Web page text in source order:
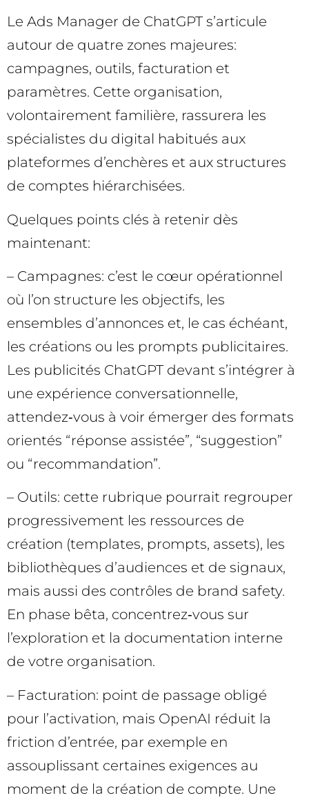
Le Ads Manager de ChatGPT s’articule
autour de quatre zones majeures:
campagnes, outils, facturation et
paramètres. Cette organisation,
volontairement familière, rassurera les
spécialistes du digital habitués aux
plateformes d’enchères et aux structures
de comptes hiérarchisées.
Quelques points clés à retenir dès
maintenant:
– Campagnes: c’est le cœur opérationnel
où l’on structure les objectifs, les
ensembles d’annonces et, le cas échéant,
les créations ou les prompts publicitaires.
Les publicités ChatGPT devant s’intégrer à
une expérience conversationnelle,
attendez‑vous à voir émerger des formats
orientés “réponse assistée”, “suggestion”
ou “recommandation”.
– Outils: cette rubrique pourrait regrouper
progressivement les ressources de
création (templates, prompts, assets), les
bibliothèques d’audiences et de signaux,
mais aussi des contrôles de brand safety.
En phase bêta, concentrez‑vous sur
l’exploration et la documentation interne
de votre organisation.
– Facturation: point de passage obligé
pour l’activation, mais OpenAI réduit la
friction d’entrée, par exemple en
assouplissant certaines exigences au
moment de la création de compte. Une